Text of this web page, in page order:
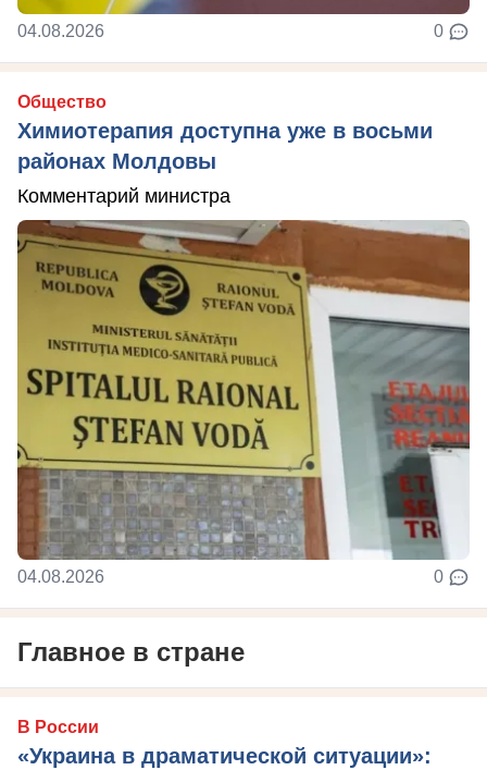
04.08.2026 0
Общество
Химиотерапия доступна уже в восьми
районах Молдовы
Комментарий министра
04.08.2026 0
Главное в стране
В России
«Украина в драматической ситуации»: